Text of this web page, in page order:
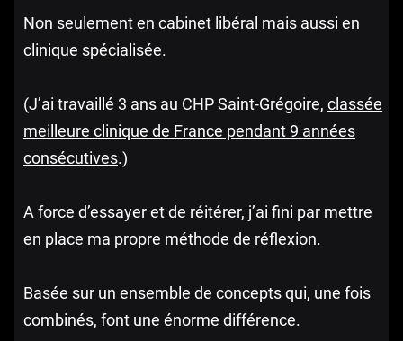
Non seulement en cabinet libéral mais aussi en
clinique spécialisée.
(J’ai travaillé 3 ans au CHP Saint-Grégoire, classée
meilleure clinique de France pendant 9 années
consécutives.)
A force d’essayer et de réitérer, j’ai fini par mettre
en place ma propre méthode de réflexion.
Basée sur un ensemble de concepts qui, une fois
combinés, font une énorme différence.